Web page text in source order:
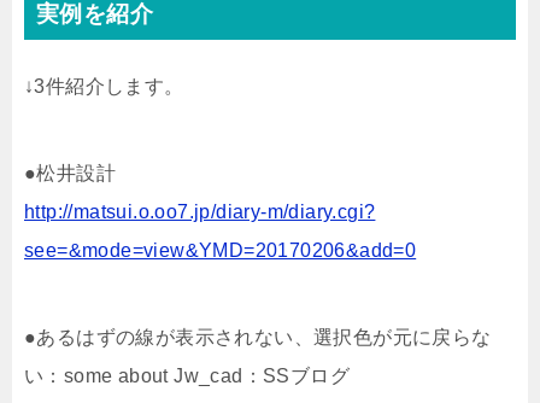
実例を紹介
↓3件紹介します。
●松井設計
http://matsui.o.oo7.jp/diary-m/diary.cgi?
see=&mode=view&YMD=20170206&add=0
●あるはずの線が表示されない、選択色が元に戻らな
い：some about Jw_cad：SSブログ